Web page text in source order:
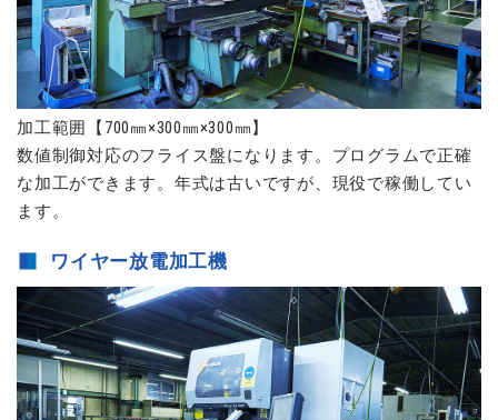
加工範囲【700㎜×300㎜×300㎜】
数値制御対応のフライス盤になります。プログラムで正確
な加工ができます。年式は古いですが、現役で稼働してい
ます。
ワイヤー放電加工機